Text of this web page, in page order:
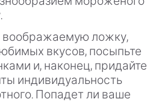
воображаемую ложку,
вкусов, посыпьте
и, наконец, придайте
индивидуальность
Попадет ли ваше